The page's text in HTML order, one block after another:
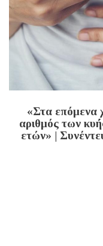
«Στα επόμενα
αριθμός των
ετών» |